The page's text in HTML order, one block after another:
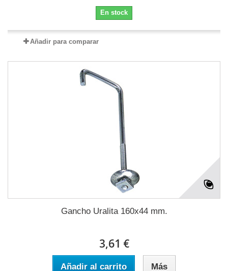
En stock
Añadir para comparar
Gancho Uralita 160x44 mm.
3,61 €
Añadir al carrito Más